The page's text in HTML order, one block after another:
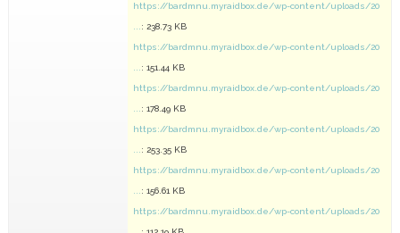
https://bardmnu.myraidbox.de/wp-content/uploads/20
: 238.73 KB
https://bardmnu.myraidbox.de/wp-content/uploads/20
: 151.44 KB
https://bardmnu.myraidbox.de/wp-content/uploads/20
: 178.49 KB
https://bardmnu.myraidbox.de/wp-content/uploads/20
: 253.35 KB
https://bardmnu.myraidbox.de/wp-content/uploads/20
: 156.61 KB
https://bardmnu.myraidbox.de/wp-content/uploads/20